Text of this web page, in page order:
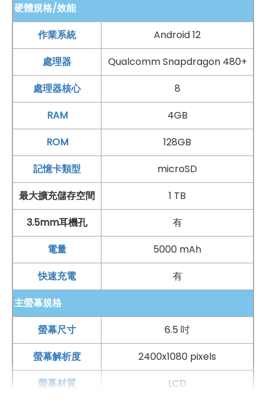
Qualcomm
4GBRAM
支援 microSD 記憶卡擴充，最高可擴充至 1TB 儲存
空間
防護與解鎖：
防潑水保護
側邊指紋辨識器、臉部解鎖功能
相機：
後置 5,000 萬
畫素+ 200 萬
前置 1,600 萬畫素
電池與充電：
5,000mAh電池容量
支援USB Type-C
*規格以原廠官網說明為準
硬體規格/效能
作業系統
Android 12
處理器
Qualcomm Snapdragon 480+
處理器核心
8
RAM
4GB
ROM
128GB
記憶卡類型
microSD
最大擴充儲存空間
1 TB
3.5mm耳機孔
有
電量
5000 mAh
快速充電
有
主螢幕規格
螢幕尺寸
6.5 吋
螢幕解析度
2400x1080 pixels
螢幕材質
LCD